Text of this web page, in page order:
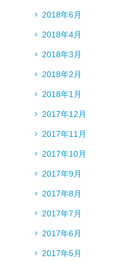
2018年6月
2018年4月
2018年3月
2018年2月
2018年1月
2017年12月
2017年11月
2017年10月
2017年9月
2017年8月
2017年7月
2017年6月
2017年5月